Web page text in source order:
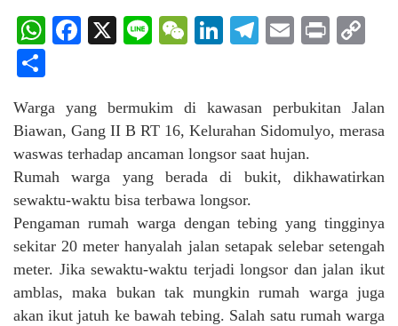
WhatsApp
Facebook
X LineWeChat
LinkedIn
Telegram
Email
Print
Warga yang bermukim di kawasan perbukitan Jalan
Biawan, Gang II B RT 16, Kelurahan Sidomulyo, merasa
waswas terhadap ancaman longsor saat hujan.
Rumah warga yang berada di bukit, dikhawatirkan
sewaktu-waktu bisa terbawa longsor.
Pengaman rumah warga dengan tebing yang tingginya
sekitar 20 meter hanyalah jalan setapak selebar setengah
meter. Jika sewaktu-waktu terjadi longsor dan jalan ikut
amblas, maka bukan tak mungkin rumah warga juga
akan ikut jatuh ke bawah tebing. Salah satu rumah warga